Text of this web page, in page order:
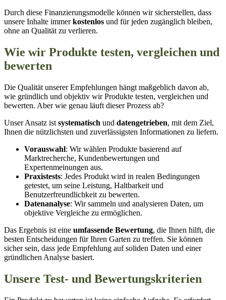
Durch diese Finanzierungsmodelle können wir sicherstellen, dass
unsere Inhalte immerkostenlos und für jeden zugänglich bleiben,
ohne an Qualität zu verlieren.
Wie wir Produkte testen, vergleichen und
bewerten
Die Qualität unserer Empfehlungen hängt maßgeblich davon ab,
wie gründlich und objektiv wir Produkte testen, vergleichen und
bewerten. Aber wie genau läuft dieser Prozess ab?
Unser Ansatz ist systematisch und datengetrieben, mit dem Ziel,
Ihnen die nützlichsten und zuverlässigsten Informationen zu liefern.
Vorauswahl: Wir wählen Produkte basierend auf
Marktrecherche, Kundenbewertungen und
Expertenmeinungen aus.
Praxistests: Jedes Produkt wird in realen Bedingungen
getestet, um seine Leistung, Haltbarkeit und
Benutzerfreundlichkeit zu bewerten.
Datenanalyse: Wir sammeln und analysieren Daten, um
objektive Vergleiche zu ermöglichen.
Das Ergebnis ist eine umfassende Bewertung, die Ihnen hilft, die
besten Entscheidungen für Ihren Garten zu treffen. Sie können
sicher sein, dass jede Empfehlung auf soliden Daten und einer
gründlichen Analyse basiert.
Unsere Test- und Bewertungskriterien